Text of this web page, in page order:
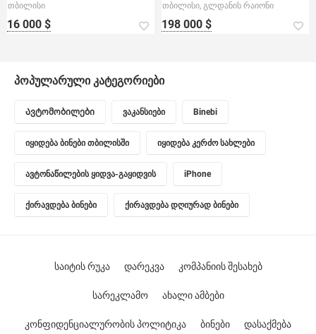
თბილისი
16 000 $
თბილისი, გლდანის რაიონი
198 000 $
პოპულარული კატეგორიები
Ავტომობილები ვაკანსიები Binebi
იყიდება ბინები თბილისში იყიდება კერძო სახლები
ავტონაწილების ყიდვა-გაყიდვის iPhone
ქირავდება ბინები ქირავდება დღიურად ბინები
საიტის რუკა დარეკვა კომპანიის შესახებ
სარეკლამო ახალი ამბები
კონფიდენციალურობის პოლიტიკა ბინები დასაქმება